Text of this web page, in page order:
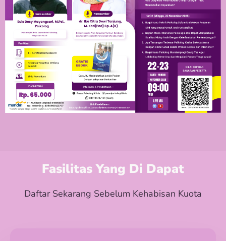
Fasilitas Yang Di Dapat
Daftar Sekarang Sebelum Kehabisan Kuota